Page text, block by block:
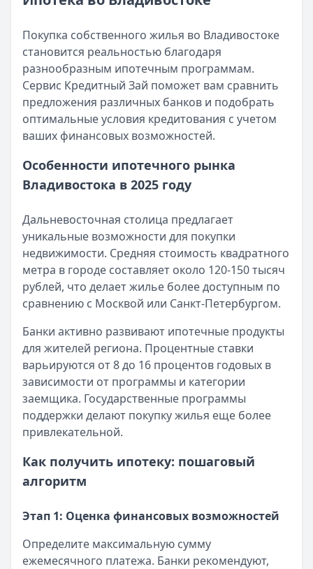
Категория:Ипотека
Программа АИЖК по ипотеке
Кратко:Получите ипотеку на выгодных условиях:
Опубликовано:17 ноября 2025 г.
Категория:Ипотека
Читать статью
Оформление вкладов с ежемесячной выплатой
Кратко:В статье рассматриваются актуальные
Опубликовано:
Читать статью
Кратко:Оформление ипотеки стало доступнее
Опубликовано:17 ноября 2025 г.
Категория:Ипотека
Читать статью
Все статьи
Покупка собственного жилья во Владивостоке
становится реальностью благодаря
разнообразным ипотечным программам.
Сервис Кредитный Зай поможет вам сравнить
предложения различных банков и подобрать
оптимальные условия кредитования с учетом
ваших финансовых возможностей.
Особенности ипотечного рынка
Владивостока в 2025 году
Дальневосточная столица предлагает
уникальные возможности для покупки
недвижимости. Средняя стоимость квадратного
метра в городе составляет около 120-150 тысяч
рублей, что делает жилье более доступным по
сравнению с Москвой или Санкт-Петербургом.
Банки активно развивают ипотечные продукты
для жителей региона. Процентные ставки
варьируются от 8 до 16 процентов годовых в
зависимости от программы и категории
заемщика. Государственные программы
поддержки делают покупку жилья еще более
привлекательной.
Как получить ипотеку: пошаговый
алгоритм
Этап 1: Оценка финансовых возможностей
Определите максимальную сумму
ежемесячного платежа. Банки рекомендуют,